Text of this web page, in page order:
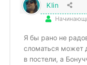
Klin
Я бы рано не
сломаться может
в постели, а